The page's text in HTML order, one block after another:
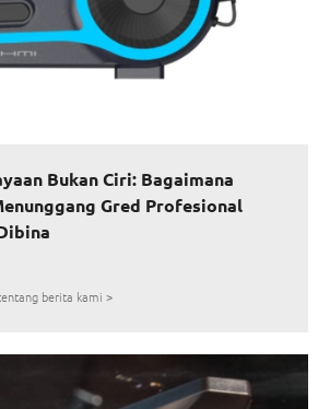
Bukan Ciri: Bagaimana
Gred Profesional
berita kami >